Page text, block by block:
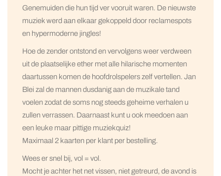
Genemuiden die hun tijd ver vooruit waren. De nieuwste
muziek werd aan elkaar gekoppeld door reclamespots
en hypermoderne jingles!
Hoe de zender ontstond en vervolgens weer verdween
uit de plaatselijke ether met alle hilarische momenten
daartussen komen de hoofdrolspelers zelf vertellen. Jan
Blei zal de mannen dusdanig aan de muzikale tand
voelen zodat de soms nog steeds geheime verhalen u
zullen verrassen. Daarnaast kunt u ook meedoen aan
een leuke maar pittige muziekquiz!
Maximaal 2 kaarten per klant per bestelling.
Wees er snel bij, vol = vol.
Mocht je achter het net vissen, niet getreurd, de avond is